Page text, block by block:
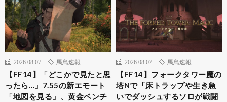
2026.08.07 馬鳥速報
【FF14】「どこかで見たと思
ったら…」7.55の新エモート
「地図を見る」、黄金ベンチ
2026.08.07 馬鳥速報
【FF14】フォークタワー魔の
塔Nで「床トラップや生き急
いでダッシュするソロが戦闘